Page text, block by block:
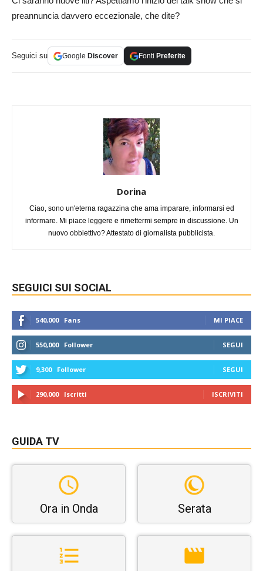
preannuncia davvero eccezionale, che dite?
Seguici su Google Discover Fonti Preferite
Dorina
Ciao, sono un'eterna ragazzina che ama imparare, informarsi ed
informare. Mi piace leggere e rimettermi sempre in discussione. Un
nuovo obbiettivo? Attestato di giornalista pubblicista.
SEGUICI SUI SOCIAL
540,000 Fans MI PIACE
550,000 Follower SEGUI
9,300 Follower SEGUI
290,000 Iscritti ISCRIVITI
GUIDA TV
Ora in Onda Serata